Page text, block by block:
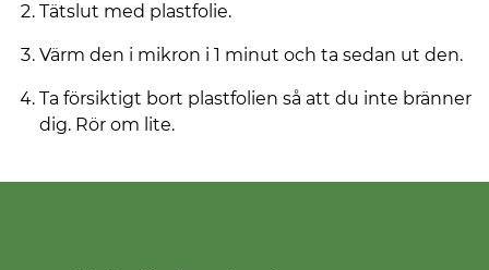
Tätslut med plastfolie.
Värm den i mikron i 1 minut och ta sedan ut den.
Ta försiktigt bort plastfolien så att du inte bränner
dig. Rör om lite.